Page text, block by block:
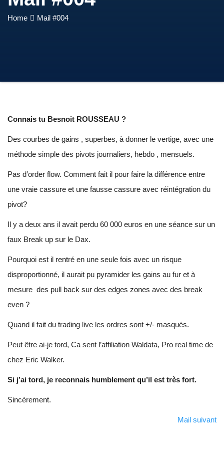
Home Mail #004
Connais tu Besnoit ROUSSEAU ?
Des courbes de gains , superbes, à donner le vertige, avec une
méthode simple des pivots journaliers, hebdo , mensuels.
Pas d’order flow. Comment fait il pour faire la différence entre
une vraie cassure et une fausse cassure avec réintégration du
pivot?
Il y a deux ans il avait perdu 60 000 euros en une séance sur un
faux Break up sur le Dax.
Pourquoi est il rentré en une seule fois avec un risque
disproportionné, il aurait pu pyramider les gains au fur et à
mesure des pull back sur des edges zones avec des break
even ?
Quand il fait du trading live les ordres sont +/- masqués.
Peut être ai-je tord, Ca sent l’affiliation Waldata, Pro real time de
chez Eric Walker.
Si j’ai tord, je reconnais humblement qu’il est très fort.
Sincèrement.
Mail suivant